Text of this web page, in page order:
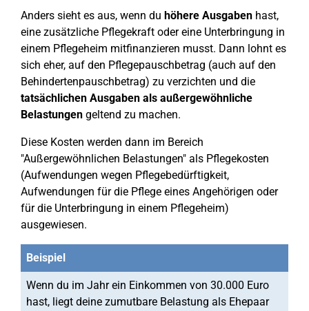
Anders sieht es aus, wenn du höhere Ausgaben hast,
eine zusätzliche Pflegekraft oder eine Unterbringung in
einem Pflegeheim mitfinanzieren musst. Dann lohnt es
sich eher, auf den Pflegepauschbetrag (auch auf den
Behindertenpauschbetrag) zu verzichten und die
tatsächlichen Ausgaben als außergewöhnliche
Belastungen geltend zu machen.
Diese Kosten werden dann im Bereich
"Außergewöhnlichen Belastungen" als Pflegekosten
(Aufwendungen wegen Pflegebedürftigkeit,
Aufwendungen für die Pflege eines Angehörigen oder
für die Unterbringung in einem Pflegeheim)
ausgewiesen.
Beispiel
Wenn du im Jahr ein Einkommen von 30.000 Euro
hast, liegt deine zumutbare Belastung als Ehepaar